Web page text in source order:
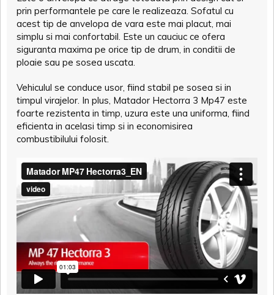
prin performantele pe care le realizeaza. Sofatul cu
acest tip de anvelopa de vara este mai placut, mai
simplu si mai confortabil. Este un cauciuc ce ofera
siguranta maxima pe orice tip de drum, in conditii de
ploaie sau pe sosea uscata.
Vehiculul se conduce usor, fiind stabil pe sosea si in
timpul virajelor. In plus, Matador Hectorra 3 Mp47 este
foarte rezistenta in timp, uzura este una uniforma, fiind
eficienta in acelasi timp si in economisirea
combustibilului folosit.